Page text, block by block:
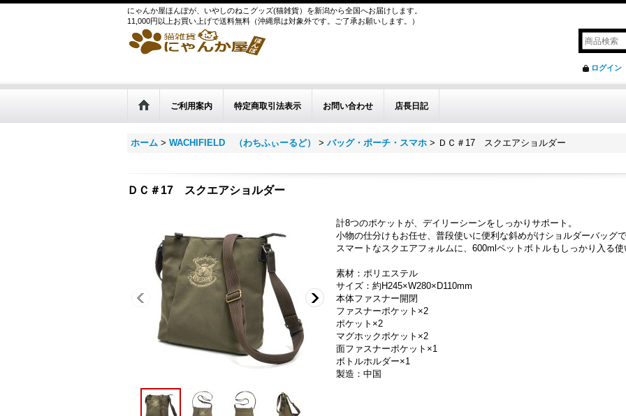
にゃんか屋ほんぽが、いやしのねこグッズ(猫雑貨）を新潟から全国へお届けします。
11,000円以上お買い上げで送料無料（沖縄県は対象外です。ご了承お願いします。）
ログイン
ご利用案内 特定商取引法表示 お問い合わせ 店長日記
ホーム > WACHIFIELD （わちふぃーるど） > バッグ・ポーチ・スマホ > ＤＣ＃17 スクエアショルダー
ＤＣ＃17 スクエアショルダー
計8つのポケットが、デイリーシーンをしっかりサポート。
小物の仕分けもお任せ、普段使いに便利な斜めがけショルダーバッグ
スマートなスクエアフォルムに、600mlペットボトルもしっかり入る
素材：ポリエステル
サイズ：約H245×W280×D110mm
本体ファスナー開閉
ファスナーポケット×2
ポケット×2
マグホックポケット×2
面ファスナーポケット×1
ボトルホルダー×1
製造：中国